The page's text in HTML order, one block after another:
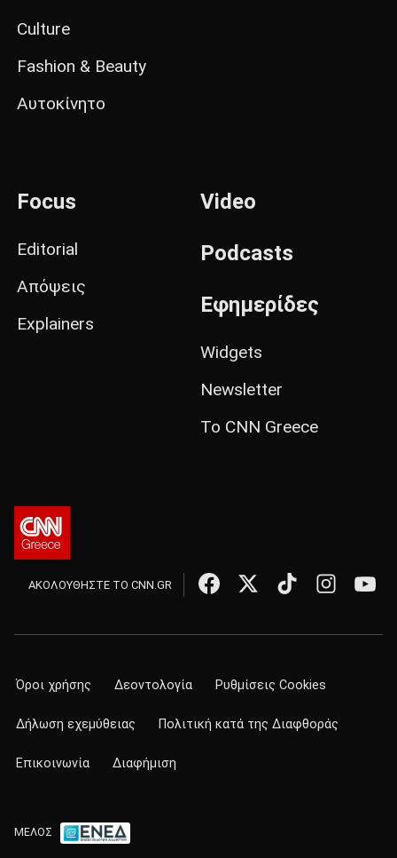
Culture
Fashion & Beauty
Αυτοκίνητο
Focus
Editorial
Απόψεις
Explainers
Video
Podcasts
Εφημερίδες
Widgets
Newsletter
Το CNN Greece
ΑΚΟΛΟΥΘΗΣΤΕ ΤΟ CNN.GR
Όροι χρήσης Δεοντολογία Ρυθμίσεις Cookies
Δήλωση εχεμύθειας Πολιτική κατά της Διαφθοράς
Επικοινωνία Διαφήμιση
ΜΕΛΟΣ